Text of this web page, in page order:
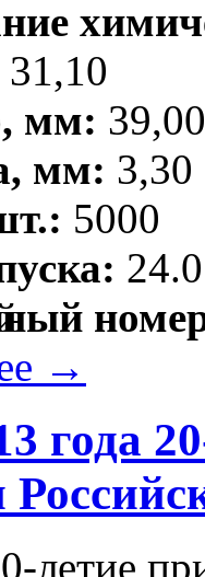
31,10
мм:
мм:
5000
→
года
летие